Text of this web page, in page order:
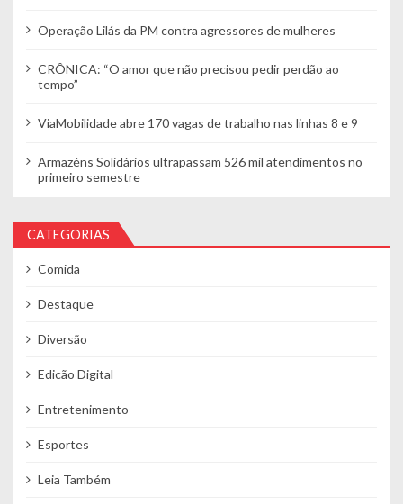
Operação Lilás da PM contra agressores de mulheres
CRÔNICA: “O amor que não precisou pedir perdão ao
tempo”
ViaMobilidade abre 170 vagas de trabalho nas linhas 8 e 9
Armazéns Solidários ultrapassam 526 mil atendimentos no
primeiro semestre
CATEGORIAS
Comida
Destaque
Diversão
Edicão Digital
Entretenimento
Esportes
Leia Também